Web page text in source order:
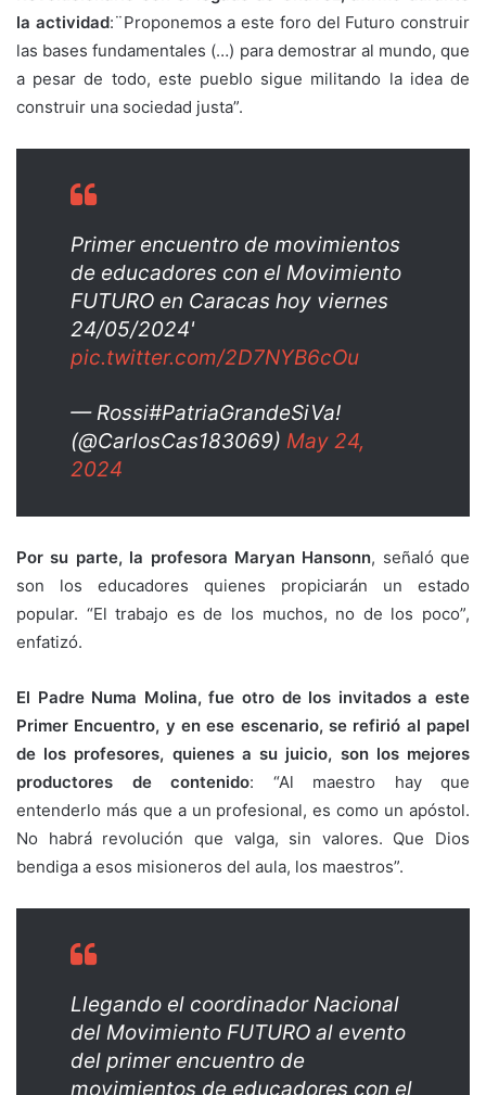
la actividad:¨Proponemos a este foro del Futuro construir
las bases fundamentales (…) para demostrar al mundo, que
a pesar de todo, este pueblo sigue militando la idea de
construir una sociedad justa”.
Primer encuentro de movimientos
de educadores con el Movimiento
FUTURO en Caracas hoy viernes
24/05/2024'
pic.twitter.com/2D7NYB6cOu
— Rossi#PatriaGrandeSiVa!
(@CarlosCas183069) May 24,
2024
Por su parte, la profesora Maryan Hansonn, señaló que
son los educadores quienes propiciarán un estado
popular. “El trabajo es de los muchos, no de los poco”,
enfatizó.
El Padre Numa Molina, fue otro de los invitados a este
Primer Encuentro, y en ese escenario, se refirió al papel
de los profesores, quienes a su juicio, son los mejores
productores de contenido: “Al maestro hay que
entenderlo más que a un profesional, es como un apóstol.
No habrá revolución que valga, sin valores. Que Dios
bendiga a esos misioneros del aula, los maestros”.
Llegando el coordinador Nacional
del Movimiento FUTURO al evento
del primer encuentro de
movimientos de educadores con el